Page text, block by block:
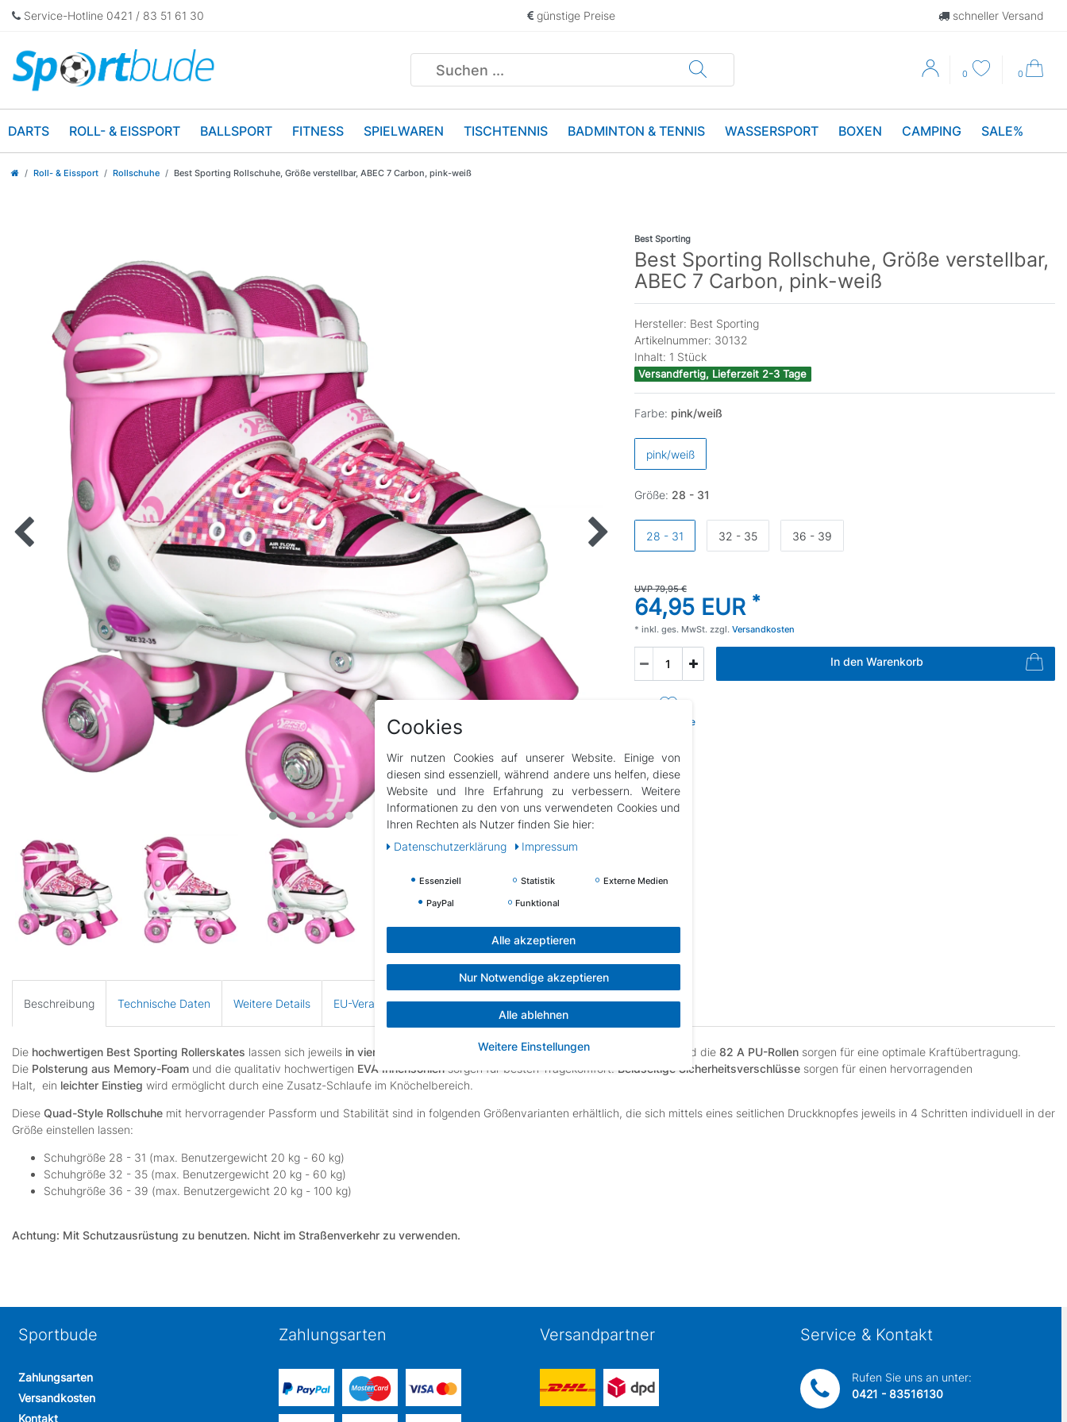
Service-Hotline 0421 / 83 51 61 30 günstige Preise schneller Versand
0 0
DARTS ROLL- & EISSPORT BALLSPORT FITNESS SPIELWAREN TISCHTENNIS BADMINTON & TENNIS WASSERSPORT BOXEN CAMPING SALE%
Roll- & Eissport Rollschuhe Best Sporting Rollschuhe, Größe verstellbar, ABEC 7 Carbon, pink-weiß
Best Sporting
Best Sporting Rollschuhe, Größe verstellbar,
ABEC 7 Carbon, pink-weiß
Hersteller: Best Sporting
Artikelnummer: 30132
Inhalt: 1 Stück
Versandfertig, Lieferzeit 2-3 Tage
Farbe: pink/weiß
pink/weiß
Größe: 28 - 31
28 - 31 32 - 35 36 - 39
UVP 79,95 €
64,95 EUR *
* inkl. ges. MwSt. zzgl. Versandkosten
In den Warenkorb
Wunschliste
Beschreibung Technische Daten Weitere Details EU-Verantwortlicher Hersteller
Die hochwertigen Best Sporting Rollerskates lassen sich jeweils in vier Schuh-Größen verstellen. DieABEC 7Carbon-Kugellager und die 82 A PU-Rollen sorgen für eine optimale Kraftübertragung.
Die Polsterung aus Memory-Foam und die qualitativ hochwertigen EVA Innensohlen sorgen für besten Tragekomfort. Beidseitige Sicherheitsverschlüsse sorgen für einen hervorragenden
Halt, ein leichter Einstieg wird ermöglicht durch eine Zusatz-Schlaufe im Knöchelbereich.
Diese Quad-Style Rollschuhe mit hervorragender Passform und Stabilität sind in folgenden Größenvarianten erhältlich, die sich mittels eines seitlichen Druckknopfes jeweils in 4 Schritten individuell in der
Größe einstellen lassen:
Schuhgröße 28 - 31 (max. Benutzergewicht 20 kg - 60 kg)
Schuhgröße 32 - 35 (max. Benutzergewicht 20 kg - 60 kg)
Schuhgröße 36 - 39 (max. Benutzergewicht 20 kg - 100 kg)
Achtung: Mit Schutzausrüstung zu benutzen. Nicht im Straßenverkehr zu verwenden.
Sportbude
Zahlungsarten
Versandkosten
Kontakt
Zahlungsarten Versandpartner Service & Kontakt
Rufen Sie uns an unter:
0421 - 83516130
Cookies
Wir nutzen Cookies auf unserer Website. Einige von
diesen sind essenziell, während andere uns helfen, diese
Website und Ihre Erfahrung zu verbessern. Weitere
Informationen zu den von uns verwendeten Cookies und
Ihren Rechten als Nutzer finden Sie hier:
Daten­schutz­erklärung
Impressum
Essenziell Statistik
Externe Medien
PayPal
Funktional
Alle akzeptieren
Nur Notwendige akzeptieren
Alle ablehnen
Weitere Einstellungen